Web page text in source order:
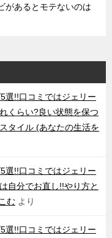
があるとモテないのは
選!!口コミではジェリー
くらい?良い状態を保つ
タイル (あなたの生活を
選!!口コミではジェリー
自分でお直し!!やり方と
む より
選!!口コミではジェリー